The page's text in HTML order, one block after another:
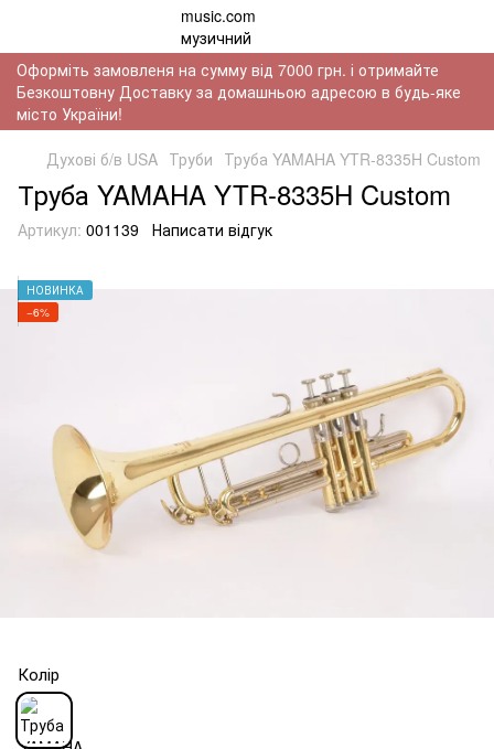
Оформіть замовленя на сумму від 7000 грн. і отримайте
Безкоштовну Доставку за домашньою адресою в будь-яке
місто України!
Духові б/в USA Труби Труба YAMAHA YTR-8335H Custom
Труба YAMAHA YTR-8335H Custom
Артикул: 001139 Написати відгук
НОВИНКА
−6%
Колір